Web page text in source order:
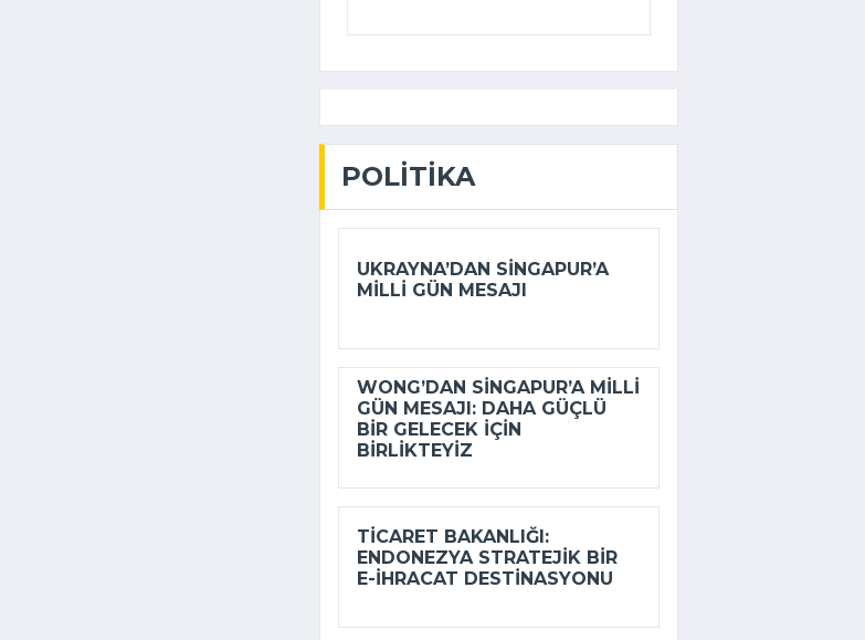
POLITIKA
UKRAYNA’DAN SINGAPUR’A
MILLI GÜN MESAJI
WONG’DAN SINGAPUR’A MILLI
GÜN MESAJI: DAHA GÜÇLÜ
BIR GELECEK IÇIN
BIRLIKTEYIZ
TICARET BAKANLIĞI:
ENDONEZYA STRATEJIK BIR
E-İHRACAT DESTINASYONU